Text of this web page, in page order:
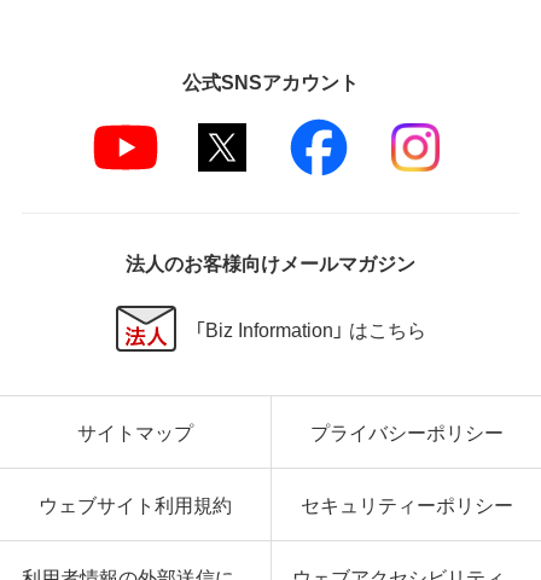
公式SNSアカウント
法人のお客様向けメールマガジン
「Biz Information」 はこちら
サイトマップ プライバシーポリシー
ウェブサイト利用規約 セキュリティーポリシー